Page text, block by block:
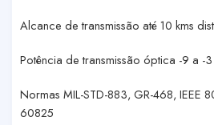
Alcance de transmissão até 10 kms
Potência de transmissão óptica -9 a -
Normas MIL-STD-883, GR-468, IEEE
60825